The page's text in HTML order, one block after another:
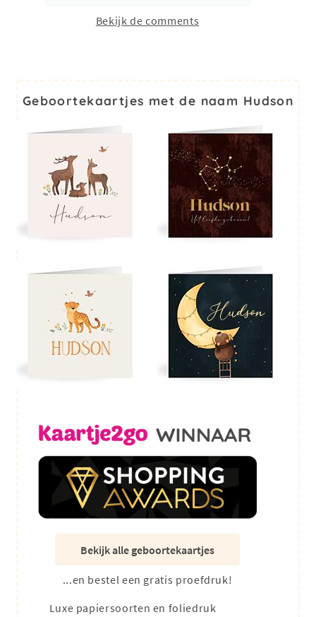
Bekijk de comments
Geboortekaartjes met de naam Hudson
Bekijk alle geboortekaartjes
...en bestel een gratis proefdruk!
Luxe papiersoorten en foliedruk